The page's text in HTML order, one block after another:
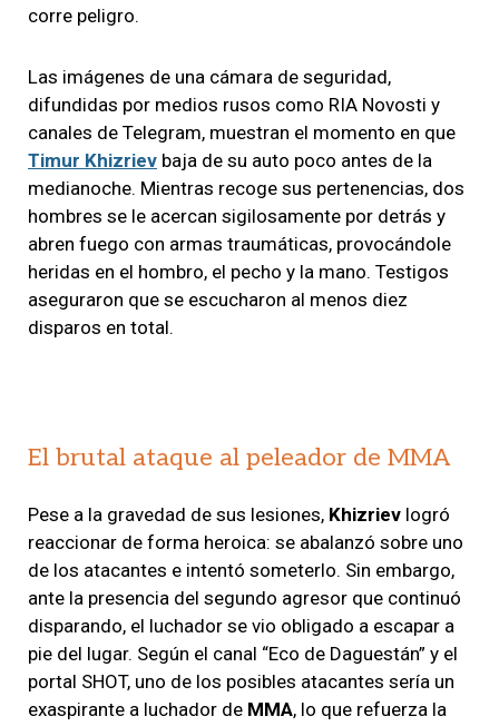
corre peligro.
Las imágenes de una cámara de seguridad,
difundidas por medios rusos como RIA Novosti y
canales de Telegram, muestran el momento en que
Timur Khizriev baja de su auto poco antes de la
medianoche. Mientras recoge sus pertenencias, dos
hombres se le acercan sigilosamente por detrás y
abren fuego con armas traumáticas, provocándole
heridas en el hombro, el pecho y la mano. Testigos
aseguraron que se escucharon al menos diez
disparos en total.
El brutal ataque al peleador de MMA
Pese a la gravedad de sus lesiones, Khizriev logró
reaccionar de forma heroica: se abalanzó sobre uno
de los atacantes e intentó someterlo. Sin embargo,
ante la presencia del segundo agresor que continuó
disparando, el luchador se vio obligado a escapar a
pie del lugar. Según el canal “Eco de Daguestán” y el
portal SHOT, uno de los posibles atacantes sería un
exaspirante a luchador de MMA, lo que refuerza la